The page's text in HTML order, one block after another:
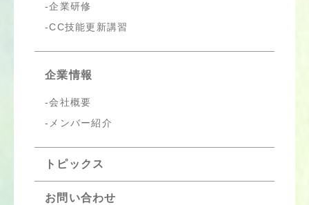
企業研修
CC技能更新講習
企業情報
会社概要
メンバー紹介
トピックス
お問い合わせ